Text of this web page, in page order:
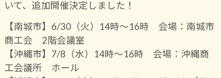
いて、追加開催決定しました！
【南城市】6/30（火）14時〜16時 会場：南城市
商工会 2階会議室
【沖縄市】7/8（水）14時〜16時 会場：沖縄商
工会議所 ホール